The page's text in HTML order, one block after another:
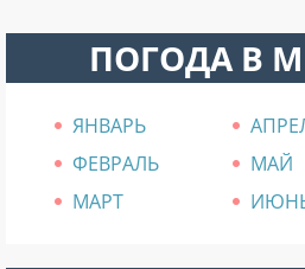
ПОГОДА В
ЯНВАРЬ
ФЕВРАЛЬ
МАЙ
МАРТ